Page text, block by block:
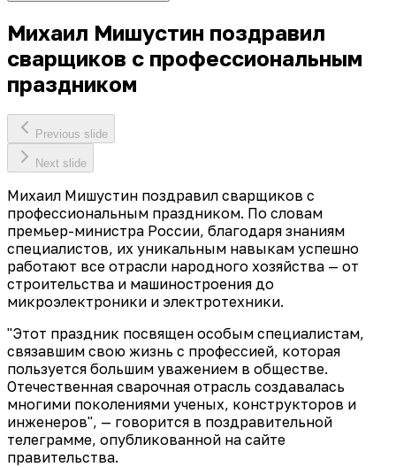
Михаил Мишустин поздравил
сварщиков с профессиональным
праздником
Previous slide
Next slide
Михаил Мишустин поздравил сварщиков с
профессиональным праздником. По словам
премьер-министра России, благодаря знаниям
специалистов, их уникальным навыкам успешно
работают все отрасли народного хозяйства — от
строительства и машиностроения до
микроэлектроники и электротехники.
"Этот праздник посвящен особым специалистам,
связавшим свою жизнь с профессией, которая
пользуется большим уважением в обществе.
Отечественная сварочная отрасль создавалась
многими поколениями ученых, конструкторов и
инженеров", — говорится в поздравительной
телеграмме, опубликованной на сайте
правительства.